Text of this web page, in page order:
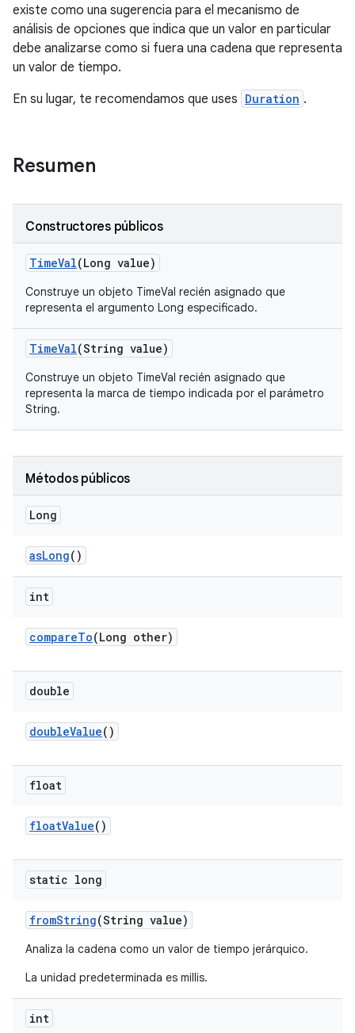
existe como una sugerencia para el mecanismo de
análisis de opciones que indica que un valor en particular
debe analizarse como si fuera una cadena que representa
un valor de tiempo.
En su lugar, te recomendamos que uses Duration .
Resumen
Constructores públicos
TimeVal(Long value)
Construye un objeto TimeVal recién asignado que
representa el argumento Long especificado.
TimeVal(String value)
Construye un objeto TimeVal recién asignado que
representa la marca de tiempo indicada por el parámetro
String.
Métodos públicos
Long
asLong()
int
compareTo(Long other)
double
doubleValue()
float
floatValue()
static long
fromString(String value)
Analiza la cadena como un valor de tiempo jerárquico.
La unidad predeterminada es millis.
int